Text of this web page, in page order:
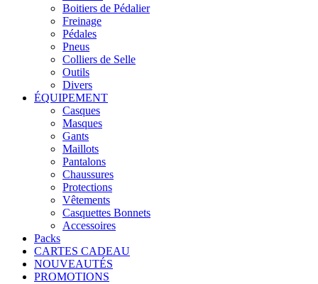
Boitiers de Pédalier
Freinage
Pédales
Pneus
Colliers de Selle
Outils
Divers
ÉQUIPEMENT
Casques
Masques
Gants
Maillots
Pantalons
Chaussures
Protections
Vêtements
Casquettes Bonnets
Accessoires
Packs
CARTES CADEAU
NOUVEAUTÉS
PROMOTIONS